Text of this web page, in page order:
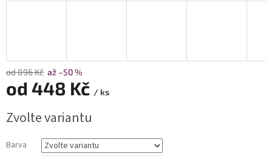
od 896 Kč až –50 %
od 448 Kč / ks
cena:
Zvolte variantu
Barva